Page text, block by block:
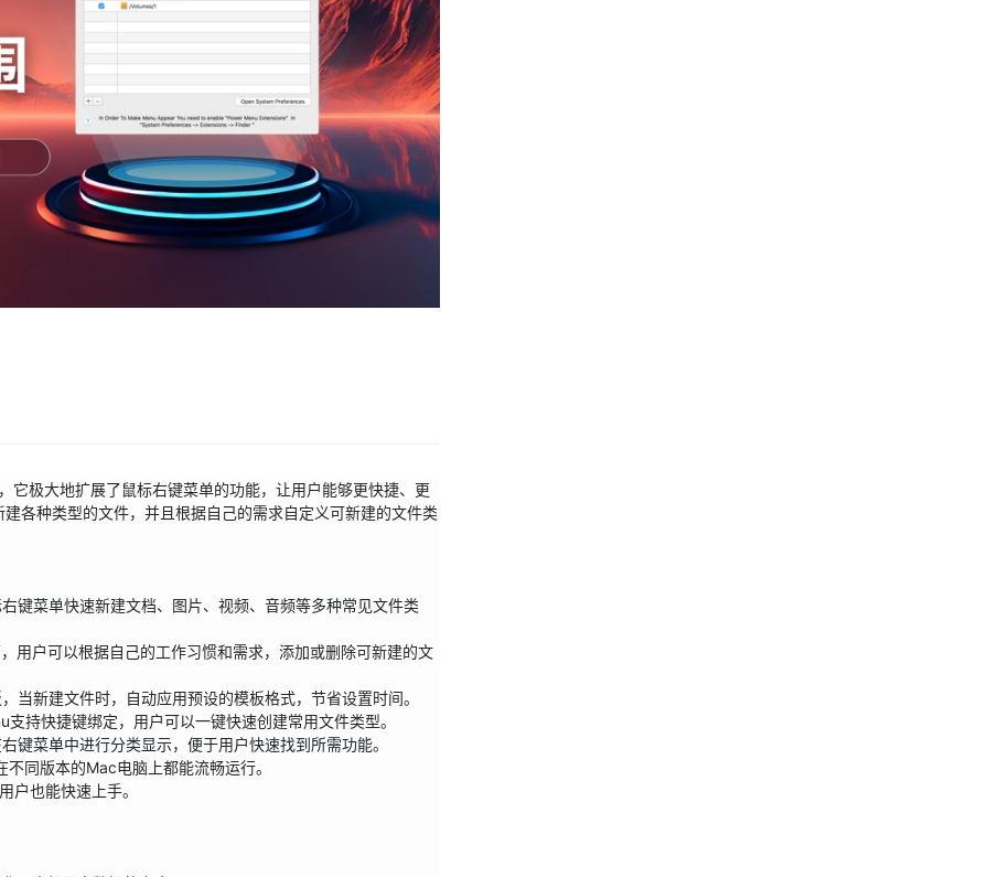
极大地扩展了鼠标右键菜单的功能，让用户能够更快捷、更
各种类型的文件，并且根据自己的需求自定义可新建的文件类
户可以根据自己的工作习惯和需求，添加或删除可新建的文
新建文件时，自动应用预设的模板格式，节省设置时间。
持快捷键绑定，用户可以一键快速创建常用文件类型。
菜单中进行分类显示，便于用户快速找到所需功能。
同版本的Mac电脑上都能流畅运行。
也能快速上手。